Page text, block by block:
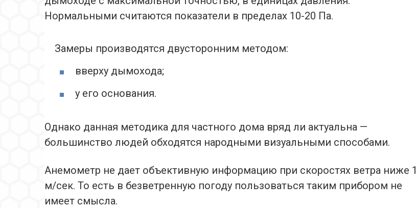
Нормальными считаются показатели в пределах 10-20 Па.
Замеры производятся двусторонним методом:
вверху дымохода;
у его основания.
Однако данная методика для частного дома вряд ли актуальна —
большинство людей обходятся народными визуальными способами.
Анемометр не дает объективную информацию при скоростях ветра ниже 1
м/сек. То есть в безветренную погоду пользоваться таким прибором не
имеет смысла.